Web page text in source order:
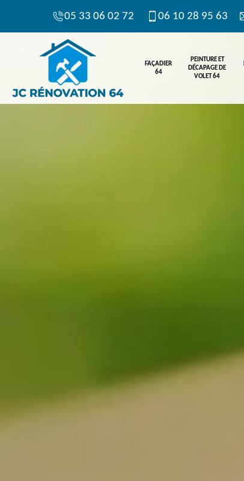
05 33 06 02 72 06 10 28 95 63
FAÇADIER
64
PEINTURE ET
DÉCAPAGE DE
VOLET 64